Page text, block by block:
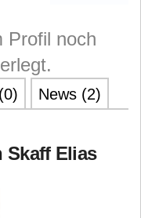
Profil noch
News (2)
Skaff Elias